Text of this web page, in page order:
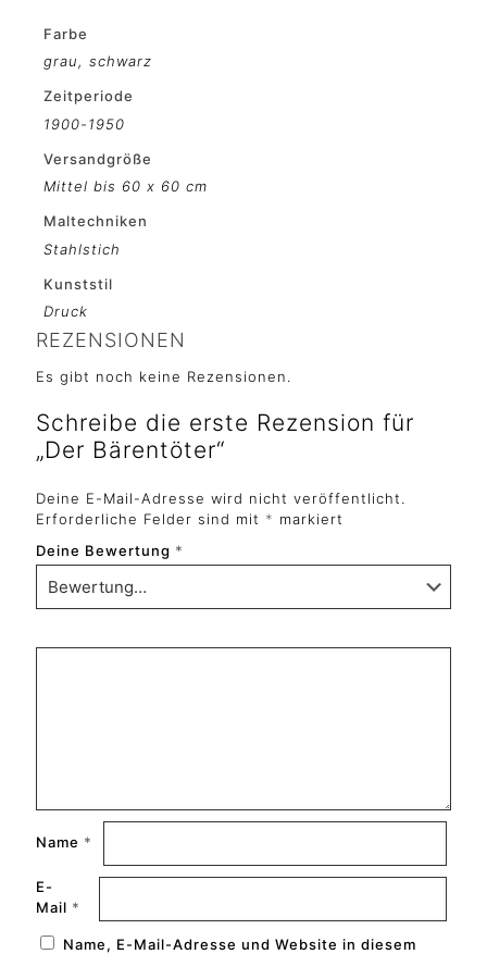
Farbe
grau, schwarz
Zeitperiode
1900-1950
Versandgröße
Mittel bis 60 x 60 cm
Maltechniken
Stahlstich
Kunststil
Druck
REZENSIONEN
Es gibt noch keine Rezensionen.
Schreibe die erste Rezension für
„Der Bärentöter“
Deine E-Mail-Adresse wird nicht veröffentlicht.
Erforderliche Felder sind mit * markiert
Deine Bewertung *
Name *
E-
Mail *
Name, E-Mail-Adresse und Website in diesem